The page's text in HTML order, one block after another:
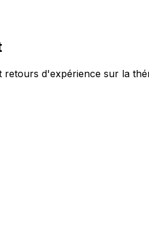
retours d'expérience sur la